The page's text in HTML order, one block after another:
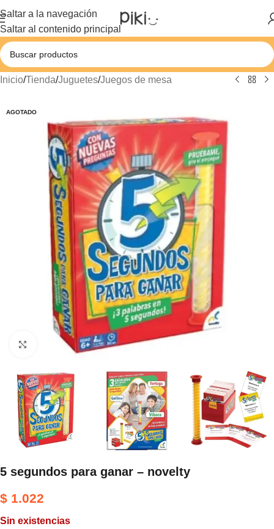
Saltar a la navegación
Saltar al contenido principal
Inicio/Tienda/Juguetes/Juegos de mesa
AGOTADO
Haga clic para ampliar
5 segundos para ganar – novelty
$ 1.022
Sin existencias